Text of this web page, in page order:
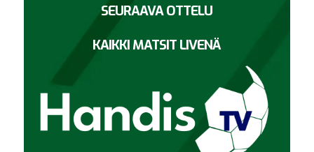
SEURAAVA OTTELU
KAIKKI MATSIT LIVENÄ